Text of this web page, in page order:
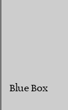
Blue Box